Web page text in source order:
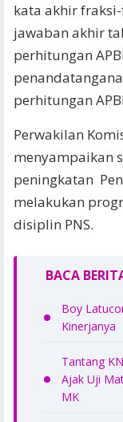
kata akhir
jawaban akhir
perhitungan
perhitungan
Perwakilan
menyampaikan
peningkatan
melakukan
disiplin PNS.
BACA
Boy
Kinerjanya
Tantang
Ajak Uji
MK